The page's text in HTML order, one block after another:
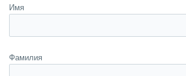
Имя
Фамилия